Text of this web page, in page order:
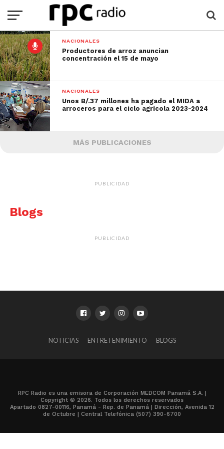
NACIONALES
Productores de arroz anuncian
concentración el 15 de mayo
NACIONALES
Unos B/.37 millones ha pagado el MIDA a
arroceros para el ciclo agrícola 2023-2024
MÁS PUBLICACIONES
PUBLICIDAD
Blogs
PUBLICIDAD
NOTICIAS ENTRETENIMIENTO BLOGS
RPC Radio es una emisora de Corporación MEDCOM Panamá S.A. |
Copyright © 2026. Todos los derechos reservados
Apartado 0827-00116, Panamá - Rep. de Panamá | Dirección, Avenida 12
de Octubre | Central Telefónica (507) 390-6700